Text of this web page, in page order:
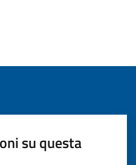
su questa